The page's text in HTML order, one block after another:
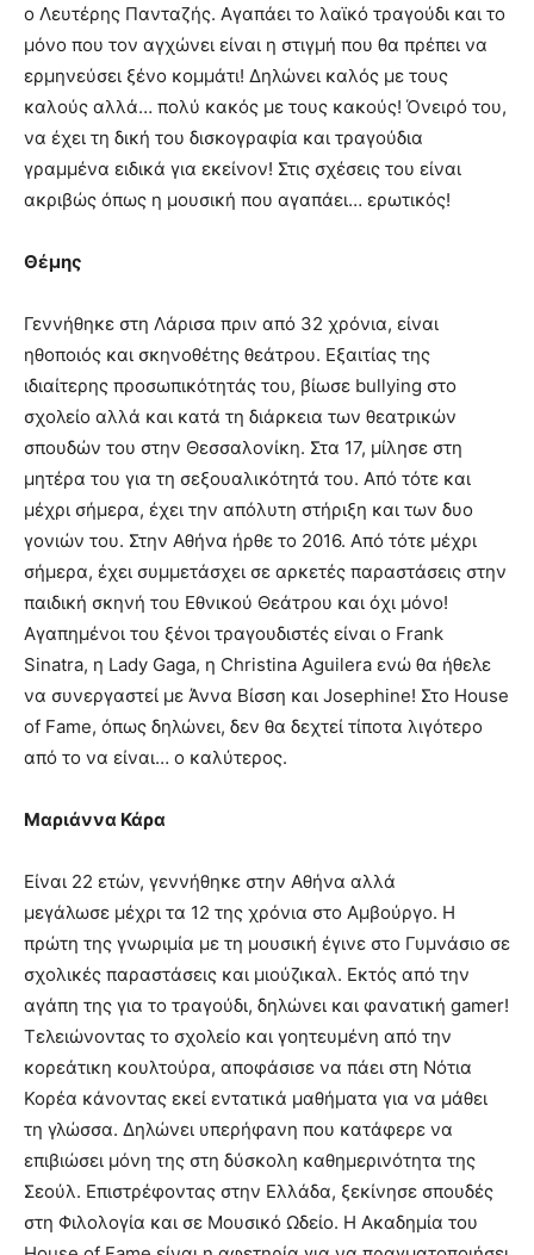
ο Λευτέρης Πανταζής. Αγαπάει το λαϊκό τραγούδι και το
μόνο που τον αγχώνει είναι η στιγμή που θα πρέπει να
ερμηνεύσει ξένο κομμάτι! Δηλώνει καλός με τους
καλούς αλλά… πολύ κακός με τους κακούς! Όνειρό του,
να έχει τη δική του δισκογραφία και τραγούδια
γραμμένα ειδικά για εκείνον! Στις σχέσεις του είναι
ακριβώς όπως η μουσική που αγαπάει… ερωτικός!
Θέμης
Γεννήθηκε στη Λάρισα πριν από 32 χρόνια, είναι
ηθοποιός και σκηνοθέτης θεάτρου. Εξαιτίας της
ιδιαίτερης προσωπικότητάς του, βίωσε bullying στο
σχολείο αλλά και κατά τη διάρκεια των θεατρικών
σπουδών του στην Θεσσαλονίκη. Στα 17, μίλησε στη
μητέρα του για τη σεξουαλικότητά του. Από τότε και
μέχρι σήμερα, έχει την απόλυτη στήριξη και των δυο
γονιών του. Στην Αθήνα ήρθε το 2016. Από τότε μέχρι
σήμερα, έχει συμμετάσχει σε αρκετές παραστάσεις στην
παιδική σκηνή του Εθνικού Θεάτρου και όχι μόνο!
Αγαπημένοι του ξένοι τραγουδιστές είναι ο Frank
Sinatra, η Lady Gaga, η Christina Aguilera ενώ θα ήθελε
να συνεργαστεί με Άννα Βίσση και Josephine! Στο House
of Fame, όπως δηλώνει, δεν θα δεχτεί τίποτα λιγότερο
από το να είναι… ο καλύτερος.
Μαριάννα Κάρα
Είναι 22 ετών, γεννήθηκε στην Αθήνα αλλά
μεγάλωσε μέχρι τα 12 της χρόνια στο Αμβούργο. Η
πρώτη της γνωριμία με τη μουσική έγινε στο Γυμνάσιο σε
σχολικές παραστάσεις και μιούζικαλ. Εκτός από την
αγάπη της για το τραγούδι, δηλώνει και φανατική gamer!
Τελειώνοντας το σχολείο και γοητευμένη από την
κορεάτικη κουλτούρα, αποφάσισε να πάει στη Νότια
Κορέα κάνοντας εκεί εντατικά μαθήματα για να μάθει
τη γλώσσα. Δηλώνει υπερήφανη που κατάφερε να
επιβιώσει μόνη της στη δύσκολη καθημερινότητα της
Σεούλ. Επιστρέφοντας στην Ελλάδα, ξεκίνησε σπουδές
στη Φιλολογία και σε Μουσικό Ωδείο. Η Ακαδημία του